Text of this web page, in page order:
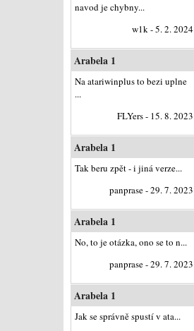
navod je chybny...
w1k - 5. 2. 2024
Arabela 1
Na atariwinplus to bezi uplne
...
FLYers - 15. 8. 2023
Arabela 1
Tak beru zpět - i jiná verze...
panprase - 29. 7. 2023
Arabela 1
No, to je otázka, ono se to n...
panprase - 29. 7. 2023
Arabela 1
Jak se správně spustí v ata...